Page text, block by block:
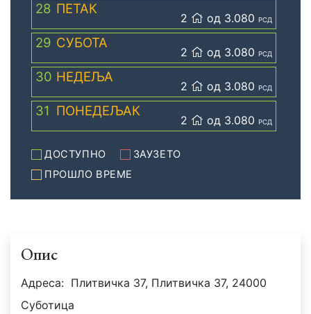
28 ПЕТАК
2 од 3.080 РСД
29 СУБОТА
2 од 3.080 РСД
30 НЕДЕЉА
2 од 3.080 РСД
31 ПОНЕДЕЉАК
2 од 3.080 РСД
ДОСТУПНО
ЗАУЗЕТО
ПРОШЛО ВРЕМЕ
Опис
Адреса: Плитвичка 37, Плитвичка 37, 24000
Суботица